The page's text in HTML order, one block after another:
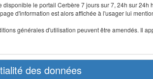
disponible le portail Cerbère 7 jours sur 7, 24h sur
d'information est alors affichée à l'usager lui
générales d'utilisation peuvent être amendés. Il
des données